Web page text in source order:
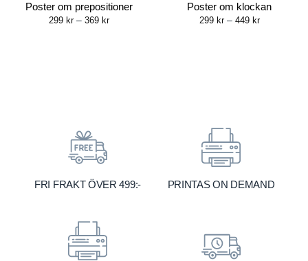
Poster om prepositioner
299 kr – 369 krPrice
Poster om klockan
299 kr – 449 krPrice
FRI FRAKT ÖVER 499:- PRINTAS ON DEMAND